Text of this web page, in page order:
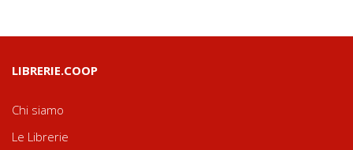
LIBRERIE.COOP
Chi siamo
Le Librerie